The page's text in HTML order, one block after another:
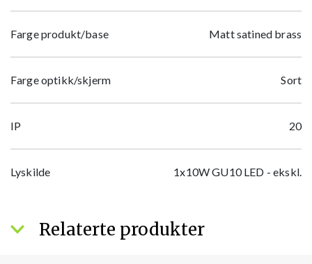
Farge produkt/base Matt satined brass
Farge optikk/skjerm Sort
IP 20
Lyskilde 1x10W GU10 LED - ekskl.
Relaterte produkter